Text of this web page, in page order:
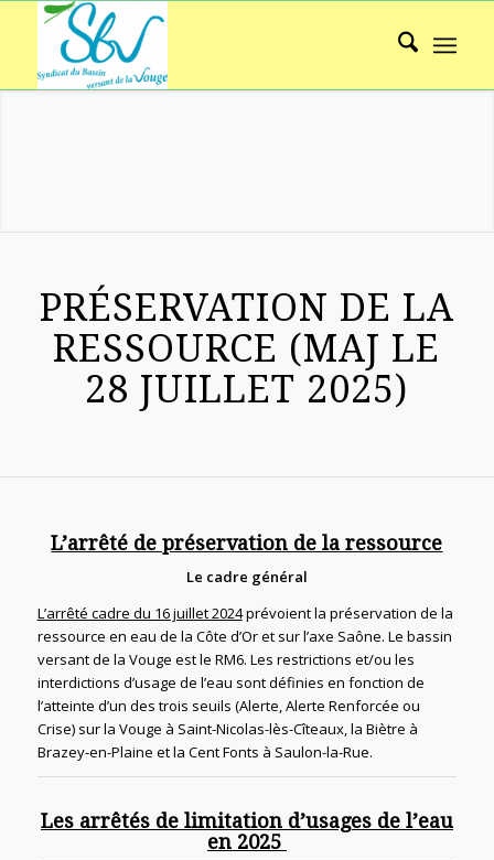
PRÉSERVATION DE LA
RESSOURCE (MAJ LE
28 JUILLET 2025)
L’arrêté de préservation de la ressource
Le cadre général
L’arrêté cadre du 16 juillet 2024prévoient la préservation de la
ressource en eau de la Côte d’Or et sur l’axe Saône. Le bassin
versant de la Vouge est le RM6. Les restrictions et/ou les
interdictions d’usage de l’eau sont définies en fonction de
l’atteinte d’un des trois seuils (Alerte, Alerte Renforcée ou
Crise) sur la Vouge à Saint-Nicolas-lès-Cîteaux, la Biètre à
Brazey-en-Plaine et la Cent Fonts à Saulon-la-Rue.
Les arrêtés de limitation d’usages de l’eau
en 2025